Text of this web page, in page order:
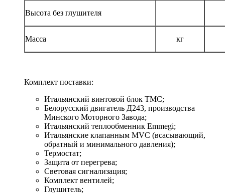
Высота без глушителя
Масса кг
Комплект поставки:
Итальянский винтовой блок TMC;
Белорусский двигатель Д243, производства
Минского Моторного Завода;
Итальянский теплообменник Emmegi;
Итальянские клапанным MVC (всасывающий,
обратный и минимального давления);
Термостат;
Защита от перегрева;
Световая сигнализация;
Комплект вентилей;
Глушитель;